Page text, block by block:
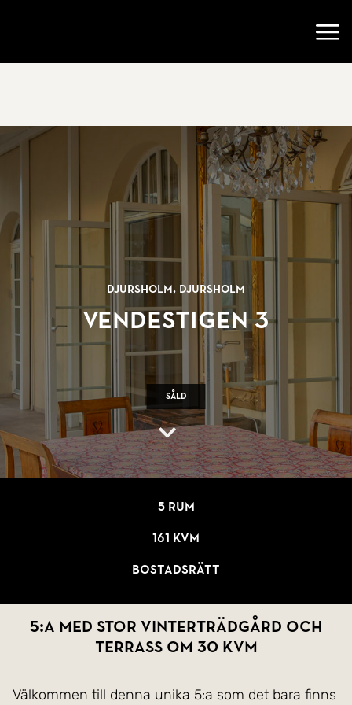
Djursholm, Djursholm
Vendestigen 3
Såld
5 rum
161 kvm
Bostadsrätt
5:a med stor vinterträdgård och
terrass om 30 kvm
Välkommen till denna unika 5:a som det bara finns